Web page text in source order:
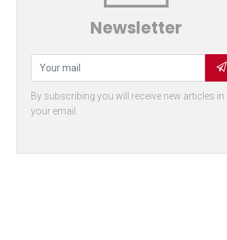
Newsletter
By subscribing you will receive new articles in
your email.